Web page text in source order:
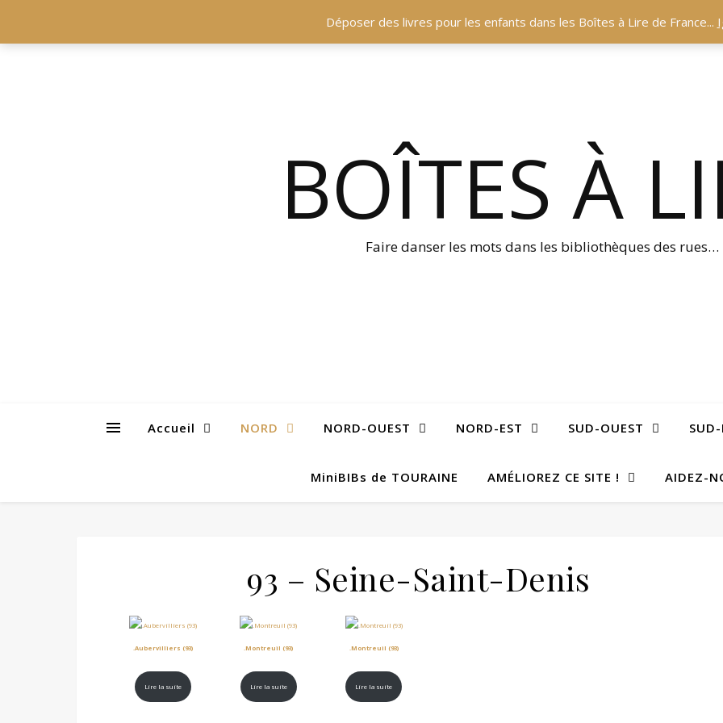
Déposer des livres pour les enfants dans les Boîtes à Lire de France...
BOÎTES À
Faire danser les mots dans les bibliothèques des rues…
Accueil NORD NORD-OUEST NORD-EST SUD-OUEST SUD-
MiniBIBs de TOURAINE AMÉLIOREZ CE SITE ! AIDEZ-
93 – Seine-Saint-Denis
.Aubervilliers (93)
Lire la suite
.Montreuil (93)
Lire la suite
.Montreuil (93)
Lire la suite